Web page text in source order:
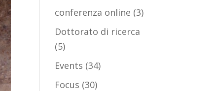
conferenza online (3)
Dottorato di ricerca
(5)
Events (34)
Focus (30)